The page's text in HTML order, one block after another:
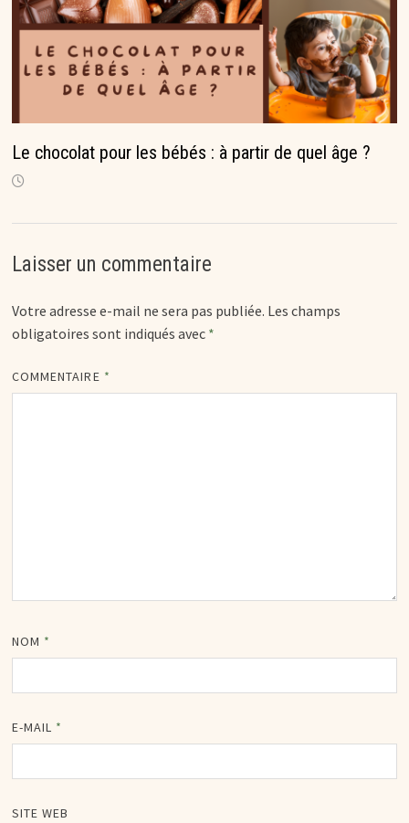
Le chocolat pour les bébés : à partir de quel âge ?
Laisser un commentaire
Votre adresse e-mail ne sera pas publiée. Les champs
obligatoires sont indiqués avec *
COMMENTAIRE *
NOM *
E-MAIL *
SITE WEB